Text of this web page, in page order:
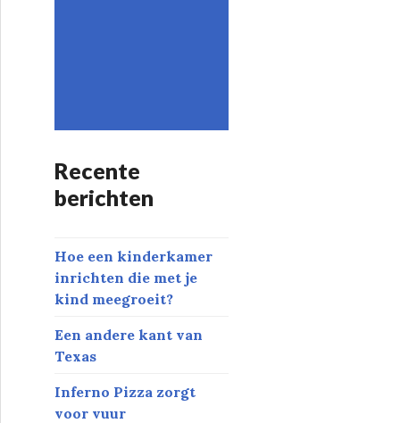
Recente
berichten
Hoe een kinderkamer
inrichten die met je
kind meegroeit?
Een andere kant van
Texas
Inferno Pizza zorgt
voor vuur